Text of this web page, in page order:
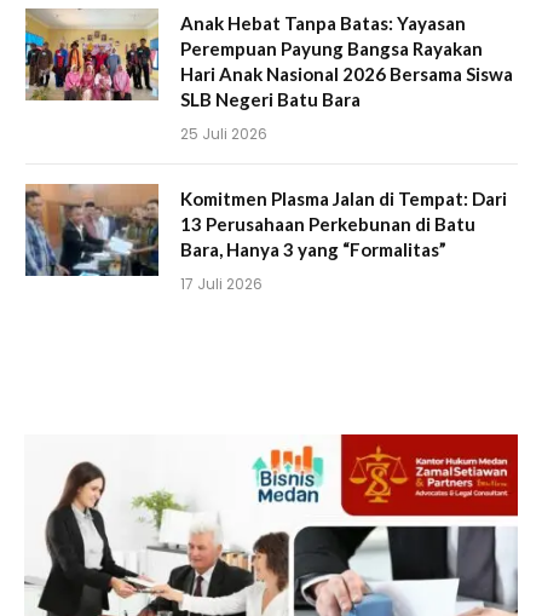
Anak Hebat Tanpa Batas: Yayasan
Perempuan Payung Bangsa Rayakan
Hari Anak Nasional 2026 Bersama Siswa
SLB Negeri Batu Bara
25 Juli 2026
Komitmen Plasma Jalan di Tempat: Dari
13 Perusahaan Perkebunan di Batu
Bara, Hanya 3 yang “Formalitas”
17 Juli 2026